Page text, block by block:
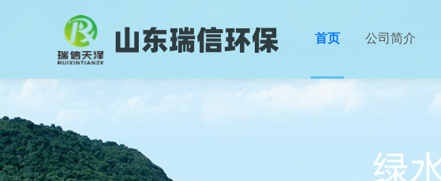
首页 公司简介